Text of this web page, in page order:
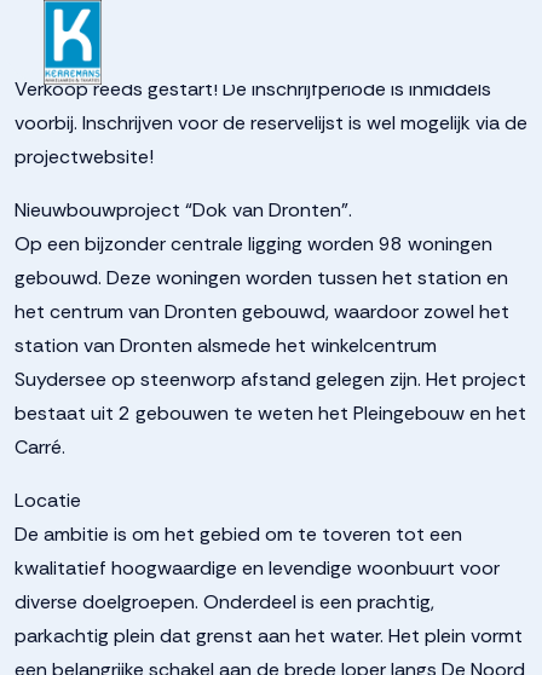
Verkoop reeds gestart! De inschrijfperiode is inmiddels
voorbij. Inschrijven voor de reservelijst is wel mogelijk via de
projectwebsite!
Nieuwbouwproject “Dok van Dronten”.
Op een bijzonder centrale ligging worden 98 woningen
gebouwd. Deze woningen worden tussen het station en
het centrum van Dronten gebouwd, waardoor zowel het
station van Dronten alsmede het winkelcentrum
Suydersee op steenworp afstand gelegen zijn. Het project
bestaat uit 2 gebouwen te weten het Pleingebouw en het
Carré.
Locatie
De ambitie is om het gebied om te toveren tot een
kwalitatief hoogwaardige en levendige woonbuurt voor
diverse doelgroepen. Onderdeel is een prachtig,
parkachtig plein dat grenst aan het water. Het plein vormt
een belangrijke schakel aan de brede loper langs De Noord